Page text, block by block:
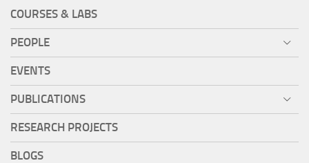
COURSES & LABS
PEOPLE
EVENTS
PUBLICATIONS
RESEARCH PROJECTS
BLOGS